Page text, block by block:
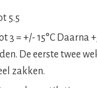
5.5
3 = +/- 15°C Daarna
De eerste twee
zakken.